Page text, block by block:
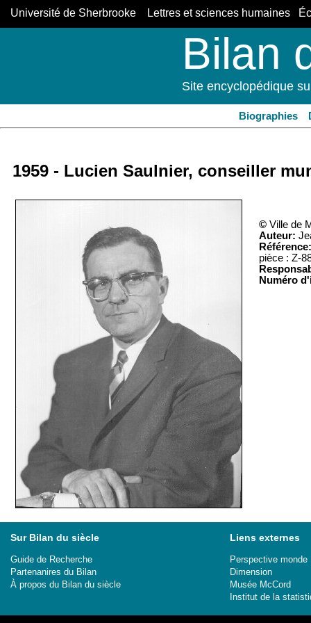
Université de Sherbrooke Lettres et sciences humaines
Bilan
Site encyclopédique
Biographies
1959 - Lucien Saulnier, conseiller
© Ville de
Auteur:
Référence:
pièce : Z-
Numéro
Sur Bilan du siècle
Guide de Recherche
Partenanires du Bilan
À propos du Bilan du siècle
Liens externes
Perspective monde
Dimension
Musée McCord
Institut de la